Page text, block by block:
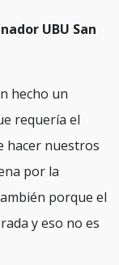
UBU San
hecho un
requería el
hacer nuestros
por la
porque el
y eso no es